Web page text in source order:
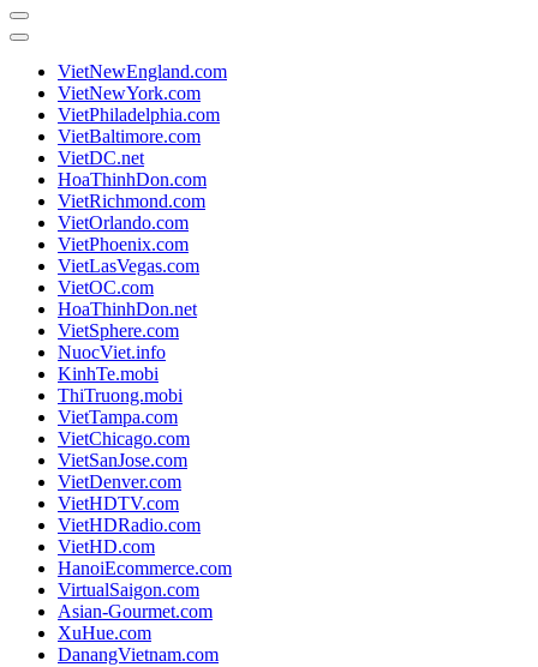
VietNewEngland.com
VietNewYork.com
VietPhiladelphia.com
VietBaltimore.com
VietDC.net
HoaThinhDon.com
VietRichmond.com
VietOrlando.com
VietPhoenix.com
VietLasVegas.com
VietOC.com
HoaThinhDon.net
VietSphere.com
NuocViet.info
KinhTe.mobi
ThiTruong.mobi
VietTampa.com
VietChicago.com
VietSanJose.com
VietDenver.com
VietHDTV.com
VietHDRadio.com
VietHD.com
HanoiEcommerce.com
VirtualSaigon.com
Asian-Gourmet.com
XuHue.com
DanangVietnam.com